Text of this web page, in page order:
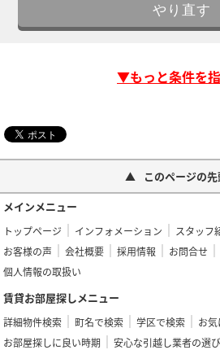
▼もっと条件を
このページの
メインメニュー
トップページ インフォメーション スタッフ
お客様の声
会社概要 採用情報 お問合せ
個人情報の取扱い
賃貸お部屋探しメニュー
詳細物件検索 町名で検索 学区で検索 お気
お部屋探しに良い時期
安心な引越し業者の選